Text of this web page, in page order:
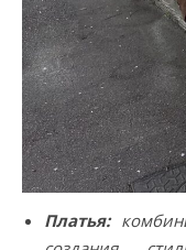
Платья: